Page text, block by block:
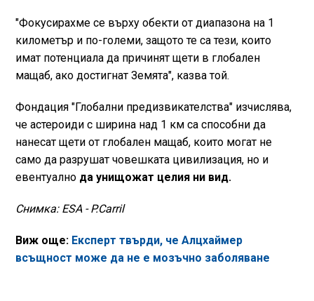
"Фокусирахме се върху обекти от диапазона на 1
километър и по-големи, защото те са тези, които
имат потенциала да причинят щети в глобален
мащаб, ако достигнат Земята", казва той.
Фондация "Глобални предизвикателства" изчислява,
че астероиди с ширина над 1 км са способни да
нанесат щети от глобален мащаб, които могат не
само да разрушат човешката цивилизация, но и
евентуалнода унищожат целия ни вид.
Снимка: ESA - P.Carril
Виж още: Експерт твърди, че Алцхаймер
всъщност може да не е мозъчно заболяване